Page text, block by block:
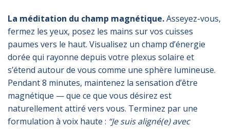
La méditation du champ magnétique.Asseyez-vous,
fermez les yeux, posez les mains sur vos cuisses
paumes vers le haut. Visualisez un champ d’énergie
dorée qui rayonne depuis votre plexus solaire et
s’étend autour de vous comme une sphère lumineuse.
Pendant 8 minutes, maintenez la sensation d’être
magnétique — que ce que vous désirez est
naturellement attiré vers vous. Terminez par une
formulation à voix haute : “Je suis aligné(e) avec